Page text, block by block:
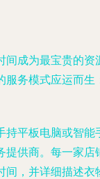
间成为最宝贵的
服务模式应运而
持平板电脑或智
提供商。每一家
，并详细描述衣